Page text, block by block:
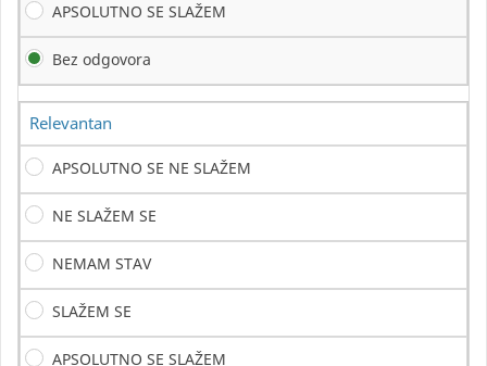
APSOLUTNO SE SLAŽEM
Bez odgovora
Relevantan
APSOLUTNO SE NE SLAŽEM
NE SLAŽEM SE
NEMAM STAV
SLAŽEM SE
APSOLUTNO SE SLAŽEM